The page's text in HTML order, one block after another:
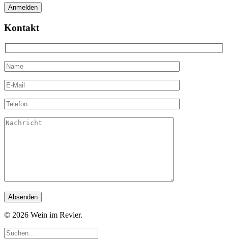
Kontakt
© 2026 Wein im Revier.